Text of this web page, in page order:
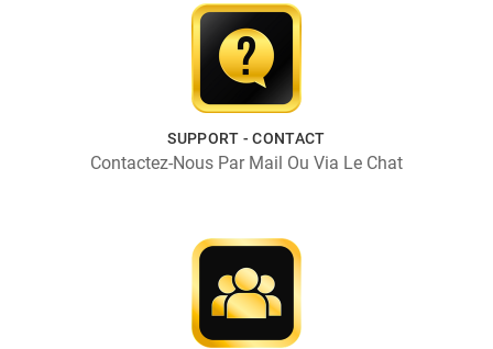
SUPPORT - CONTACT
Contactez-Nous Par Mail Ou Via Le Chat